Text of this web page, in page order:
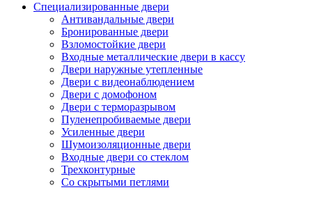
Специализированные двери
Антивандальные двери
Бронированные двери
Взломостойкие двери
Входные металлические двери в кассу
Двери наружные утепленные
Двери с видеонаблюдением
Двери с домофоном
Двери с терморазрывом
Пуленепробиваемые двери
Усиленные двери
Шумоизоляционные двери
Входные двери со стеклом
Трехконтурные
Со скрытыми петлями